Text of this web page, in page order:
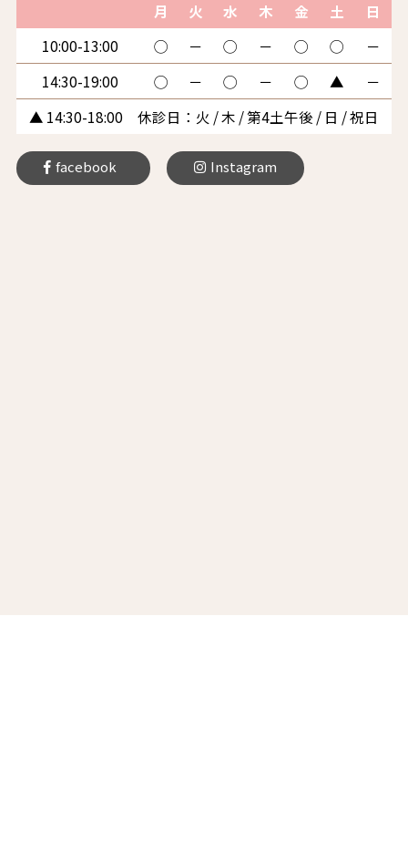
月 火 水 木 金 土
日
10:00-13:00
◯ － ◯ － ◯ ◯
－
14:30-19:00
◯ － ◯ － ◯ ▲
－
▲ 14:30-18:00 休診日：火 / 木 / 第4土午後 / 日 / 祝日
facebook Instagram